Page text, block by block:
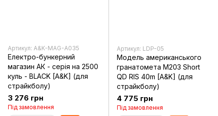
Артикул: A&K-MAG-A035
Електро-бункерний
магазин АК - серія на 2500
куль - BLACK [A&K] (для
страйкболу)
3 276 грн
Під замовлення
Артикул: LDP-05
Модель американського
гранатомета M203 Short
QD RIS 40m [A&K] (для
страйкболу)
4 775 грн
Під замовлення